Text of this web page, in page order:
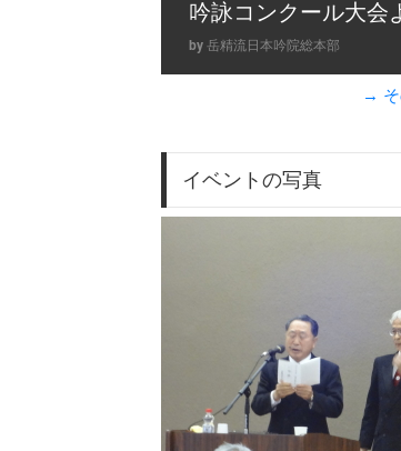
吟詠コンクール大会
by 岳精流日本吟院総本部
→ そ
イベントの写真